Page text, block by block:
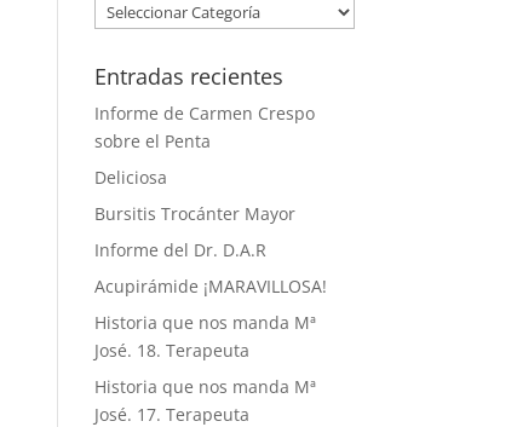
Entradas recientes
Informe de Carmen Crespo
sobre el Penta
Deliciosa
Bursitis Trocánter Mayor
Informe del Dr. D.A.R
Acupirámide ¡MARAVILLOSA!
Historia que nos manda Mª
José. 18. Terapeuta
Historia que nos manda Mª
José. 17. Terapeuta